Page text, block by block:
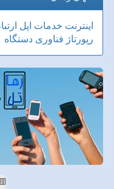
اینترنت خدمات اپل
رپورتاژ فناوری دستگاه